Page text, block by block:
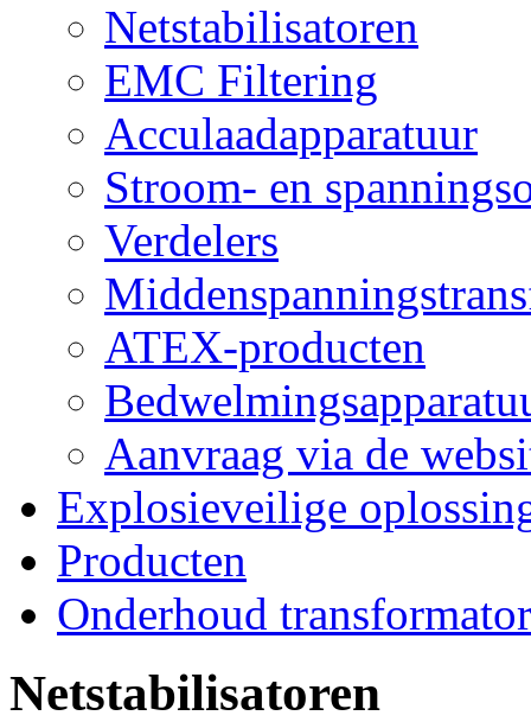
Netstabilisatoren
EMC Filtering
Acculaadapparatuur
Stroom- en
Verdelers
ATEX-producten
Aanvraag via de
Explosieveilige
Producten
Onderhoud
Netstabilisatoren